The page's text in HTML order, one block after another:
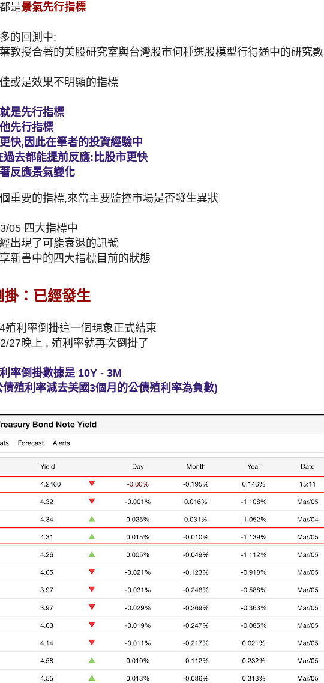
是景氣先行指標
的回測中:
教授合著的美股研究室與台灣股市何種選股模型行得通中的研究數
或是效果不明顯的指標
是先行指標
先行指標
快,因此在筆者的投資經驗中
過去都能提前反應:比股市更快
反應景氣變化
重要的指標,來當主要監控市場是否發生異狀
05 四大指標中
出現了可能衰退的訊號
新書中的四大指標目前的狀態
：已經發生
殖利率倒掛這一個現象正式結束
27晚上 , 殖利率就再次倒掛了
率倒掛數據是 10Y - 3M
殖利率減去美國3個月的公債殖利率為負數)